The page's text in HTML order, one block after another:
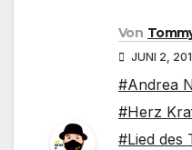
Von
JUNI 2,
#Andrea
#Herz
#Lied des